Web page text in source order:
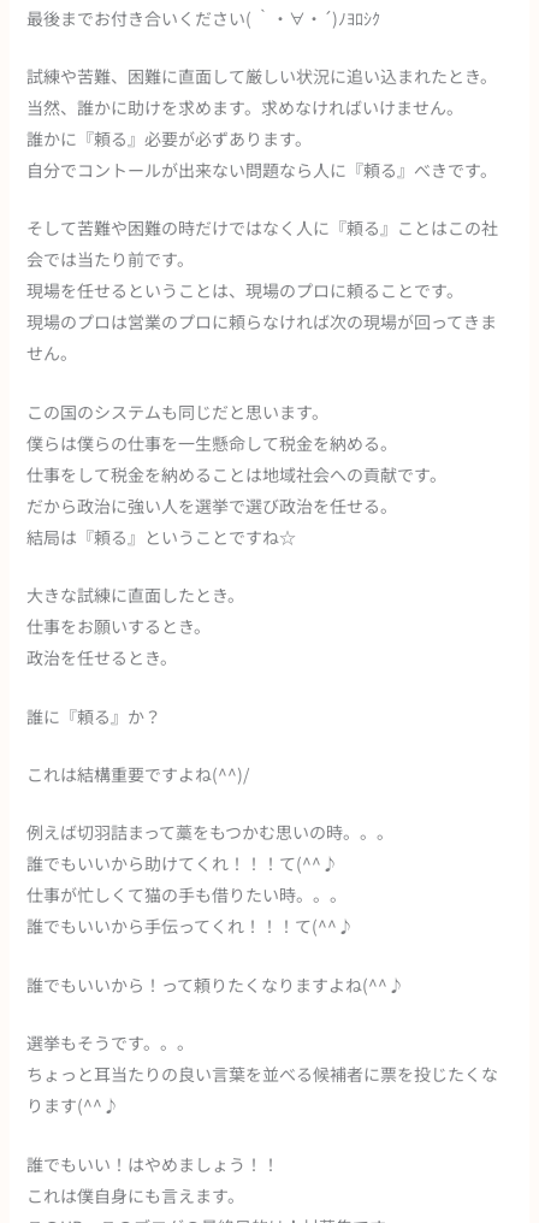
最後までお付き合いください( ｀・∀・´)ﾉﾖﾛｼｸ
試練や苦難、困難に直面して厳しい状況に追い込まれたとき。
当然、誰かに助けを求めます。求めなければいけません。
誰かに『頼る』必要が必ずあります。
自分でコントールが出来ない問題なら人に『頼る』べきです。
そして苦難や困難の時だけではなく人に『頼る』ことはこの社
会では当たり前です。
現場を任せるということは、現場のプロに頼ることです。
現場のプロは営業のプロに頼らなければ次の現場が回ってきま
せん。
この国のシステムも同じだと思います。
僕らは僕らの仕事を一生懸命して税金を納める。
仕事をして税金を納めることは地域社会への貢献です。
だから政治に強い人を選挙で選び政治を任せる。
結局は『頼る』ということですね☆
大きな試練に直面したとき。
仕事をお願いするとき。
政治を任せるとき。
誰に『頼る』か？
これは結構重要ですよね(^^)/
例えば切羽詰まって藁をもつかむ思いの時。。。
誰でもいいから助けてくれ！！！て(^^♪
仕事が忙しくて猫の手も借りたい時。。。
誰でもいいから手伝ってくれ！！！て(^^♪
誰でもいいから！って頼りたくなりますよね(^^♪
選挙もそうです。。。
ちょっと耳当たりの良い言葉を並べる候補者に票を投じたくな
ります(^^♪
誰でもいい！はやめましょう！！
これは僕自身にも言えます。